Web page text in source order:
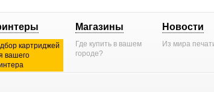
картриджей
вашего
Магазины
Где купить в вашем
городе?
Новости
Из мира